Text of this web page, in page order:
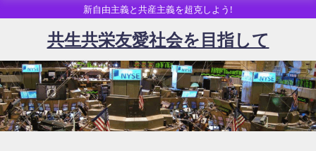
新自由主義と共産主義を超克しよう!
共生共栄友愛社会を目指して